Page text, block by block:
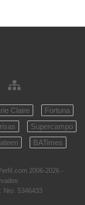
Claire
Fortuna
Supercampo
BATimes
2006-2026 -
Nro. 5346433